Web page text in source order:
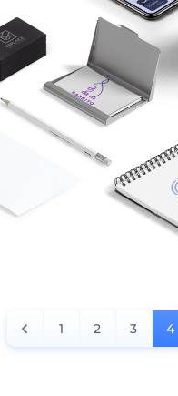
1 2 3 4